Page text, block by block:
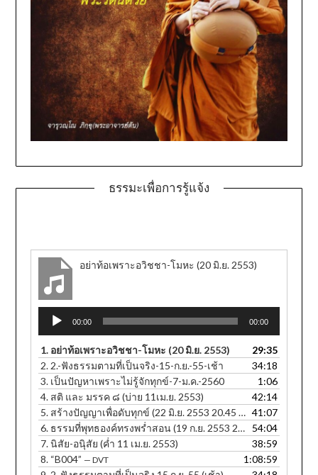
ธรรมะเพื่อการรู้แจ้ง
อย่าท้อเพราะอวิชชา-โมหะ (20 มิ.ย. 2553)
Audio
Player
00:00 00:00
1. อย่าท้อเพราะอวิชชา-โมหะ (20 มิ.ย. 2553)
29:35
2. 2.-ฟังธรรมตามที่เป็นจริง-15-ก.ย.-55-เช้า
34:18
3. เป็นปัญหาเพราะไม่รู้จักทุกข์-7-ม.ค.-2560
1:06
4. สติ และ มรรค ๘ (บ่าย 11เม.ย. 2553)
42:14
5. สร้างปัญญาเพื่อดับทุกข์ (22 มิ.ย. 2553 20.45 น.)
41:07
6. ธรรมที่พุทธองค์ทรงพร่ำสอน (19 ก.ย. 2553 20.25 น.)
54:04
7.นิสัย-อนุิสัย (ค่ำ 11 เม.ย. 2553)
38:59
8. “B004” — DVT
1:08:59